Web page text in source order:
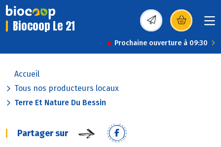
Biocoop Le 21 (s’ouvre dans une
Prochaine ouverture à 09:30
Accueil
Tous nos producteurs locaux
Terre Et Nature Du Bessin
Partager sur